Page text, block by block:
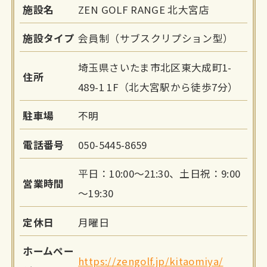
施設名 ZEN GOLF RANGE 北大宮店
施設タイプ 会員制（サブスクリプション型）
住所
埼玉県さいたま市北区東大成町1-
489-1 1F（北大宮駅から徒歩7分）
駐車場 不明
電話番号 050-5445-8659
営業時間
平日：10:00～21:30、土日祝：9:00
～19:30
定休日 月曜日
ホームペー
https://zengolf.jp/kitaomiya/